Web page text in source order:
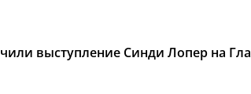
выступление Синди Лопер на